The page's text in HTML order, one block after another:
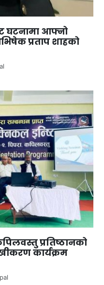
घटनामा आफ्नो
प्रताप शाहको
प्रतिष्ठानको
कार्यक्रम